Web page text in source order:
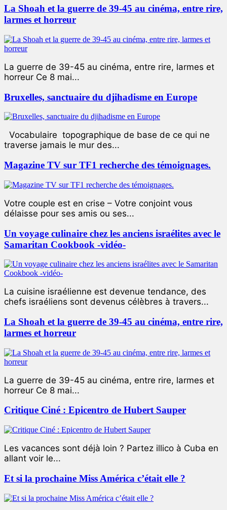
La Shoah et la guerre de 39-45 au cinéma, entre rire,
larmes et horreur
La guerre de 39-45 au cinéma, entre rire, larmes et
horreur Ce 8 mai...
Bruxelles, sanctuaire du djihadisme en Europe
Vocabulaire topographique de base de ce qui ne
traverse jamais le mur des...
Magazine TV sur TF1 recherche des témoignages.
Votre couple est en crise – Votre conjoint vous
délaisse pour ses amis ou ses...
Un voyage culinaire chez les anciens israélites avec le
Samaritan Cookbook -vidéo-
La cuisine israélienne est devenue tendance, des
chefs israéliens sont devenus célèbres à travers...
La Shoah et la guerre de 39-45 au cinéma, entre rire,
larmes et horreur
La guerre de 39-45 au cinéma, entre rire, larmes et
horreur Ce 8 mai...
Critique Ciné : Epicentro de Hubert Sauper
Les vacances sont déjà loin ? Partez illico à Cuba en
allant voir le...
Et si la prochaine Miss América c’était elle ?